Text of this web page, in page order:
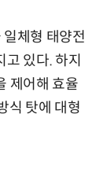
일체형 태양전
있다. 하지
제어해 효율
식 탓에 대형